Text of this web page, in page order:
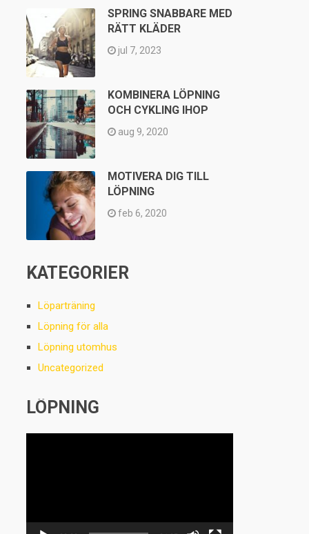
SPRING SNABBARE MED
RÄTT KLÄDER
jul 7, 2023
KOMBINERA LÖPNING
OCH CYKLING IHOP
aug 9, 2020
MOTIVERA DIG TILL
LÖPNING
feb 6, 2020
KATEGORIER
Löparträning
Löpning för alla
Löpning utomhus
Uncategorized
LÖPNING